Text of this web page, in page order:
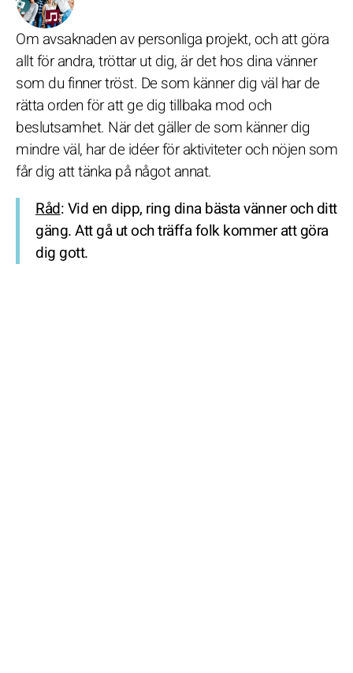
Om avsaknaden av personliga projekt, och att göra
allt för andra, tröttar ut dig, är det hos dina vänner
som du finner tröst. De som känner dig väl har de
rätta orden för att ge dig tillbaka mod och
beslutsamhet. När det gäller de som känner dig
mindre väl, har de idéer för aktiviteter och nöjen som
får dig att tänka på något annat.
Råd: Vid en dipp, ring dina bästa vänner och ditt
gäng. Att gå ut och träffa folk kommer att göra
dig gott.